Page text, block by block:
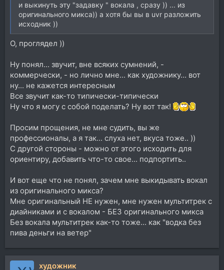
и выкинуть эту "задавку " вокала , сразу )) ... из
оригинального микса)) а хотя бы вы в uvr разложить
исходник ))
О, проглядел ))
Ну понял... звучит, вне всяких сумнений, -
коммерчески, - но лично мне... как художнику... вот
ну... не кажется интересным
Все звучит как-то типически-типически
Ну что я могу с собой поделать? Ну вот так!
Просим прощения, не мне судить, вы же
профессионалы, а я так... слуха нет, вкуса тоже.. ))
С другой стороны - можно от этого исходить для
ориентиру, добавить что-то свое... подпортить..
И вот еще что не понял, зачем мне выкидывать вокал
из оригинального микса?
Мне оригинальный НЕ нужен, мне нужен мультитрек с
диайниками и с вокалом - БЕЗ оригинального микса
Без вокала мультитрек как-то тоже... как "водка без
пива деньги на ветер"
художник